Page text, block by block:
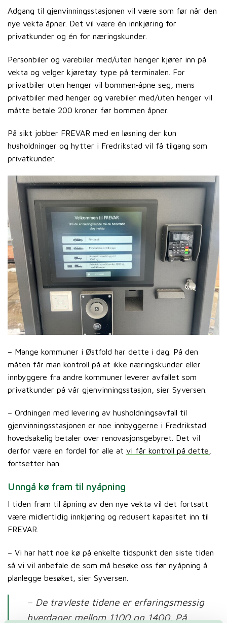
Adgang til gjenvinningsstasjonen vil være som før når den
nye vekta åpner. Det vil være én innkjøring for
privatkunder og én for næringskunder.
Personbiler og varebiler med/uten henger kjører inn på
vekta og velger kjøretøy type på terminalen. For
privatbiler uten henger vil bommen åpne seg, mens
privatbiler med henger og varebiler med/uten henger vil
måtte betale 200 kroner før bommen åpner.
På sikt jobber FREVAR med en løsning der kun
husholdninger og hytter i Fredrikstad vil få tilgang som
privatkunder.
– Mange kommuner i Østfold har dette i dag. På den
måten får man kontroll på at ikke næringskunder eller
innbyggere fra andre kommuner leverer avfallet som
privatkunder på vår gjenvinningsstasjon, sier Syversen.
– Ordningen med levering av husholdningsavfall til
gjenvinningsstasjonen er noe innbyggerne i Fredrikstad
hovedsakelig betaler over renovasjonsgebyret. Det vil
derfor være en fordel for alle at vi får kontroll på dette
fortsetter han.
Unngå kø fram til nyåpning
I tiden fram til åpning av den nye vekta vil det fortsatt
være midlertidig innkjøring og redusert kapasitet inn til
FREVAR.
– Vi har hatt noe kø på enkelte tidspunkt den siste tiden
så vi vil anbefale de som må besøke oss før nyåpning å
planlegge besøket, sier Syversen.
– De travleste tidene er erfaringsmessig
hverdager mellom 1100 og 1400. På